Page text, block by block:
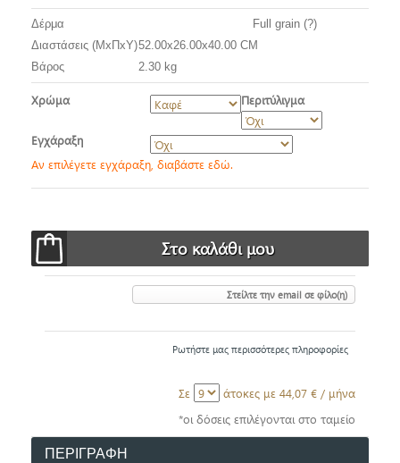
Δέρμα
Full grain (?)
Διαστάσεις (ΜxΠxΥ)52.00x26.00x40.00 CM
Βάρος
2.30 kg
Χρώμα Περιτύλιγμα
Εγχάραξη
Αν επιλέγετε εγχάραξη, διαβάστε εδώ.
Στείλτε την email σε φίλο(η)
Ρωτήστε μας περισσότερες πληροφορίες
Σε άτοκες με 44,07 € / μήνα
*οι δόσεις επιλέγονται στο ταμείο
ΠΕΡΙΓΡΑΦΗ